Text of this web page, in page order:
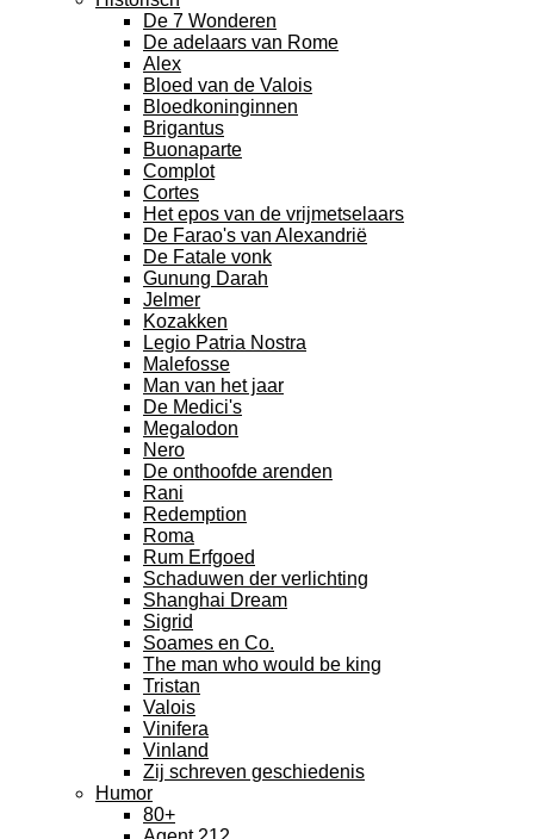
De 7 Wonderen
De adelaars van Rome
Alex
Bloed van de Valois
Bloedkoninginnen
Brigantus
Buonaparte
Complot
Cortes
Het epos van de vrijmetselaars
De Farao's van Alexandrië
De Fatale vonk
Gunung Darah
Jelmer
Kozakken
Legio Patria Nostra
Malefosse
Man van het jaar
De Medici's
Megalodon
Nero
De onthoofde arenden
Rani
Redemption
Roma
Rum Erfgoed
Schaduwen der verlichting
Shanghai Dream
Sigrid
Soames en Co.
The man who would be king
Tristan
Valois
Vinifera
Vinland
Zij schreven geschiedenis
Humor
80+